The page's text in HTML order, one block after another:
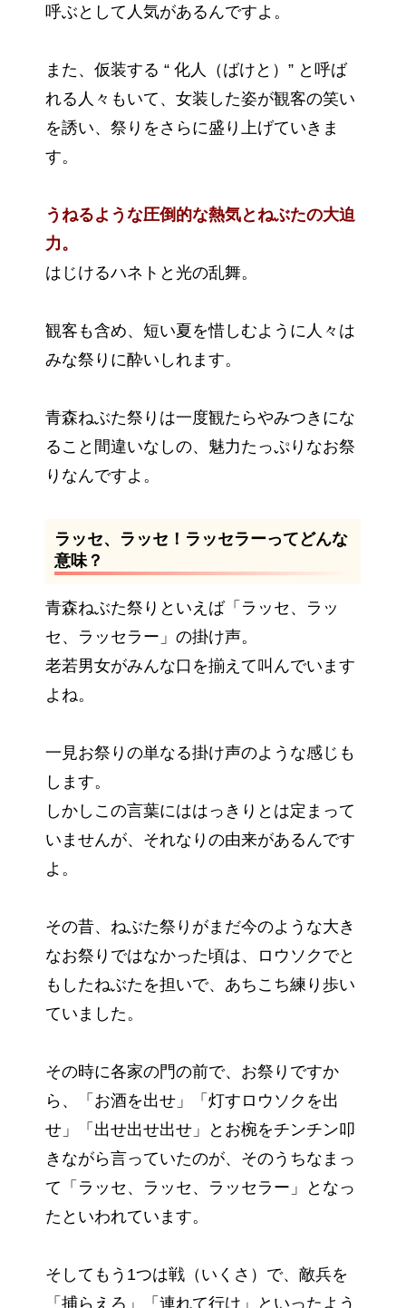
呼ぶとして人気があるんですよ。
また、仮装する “ 化人（ばけと）” と呼ば
れる人々もいて、女装した姿が観客の笑い
を誘い、祭りをさらに盛り上げていきま
す。
うねるような圧倒的な熱気とねぶたの大迫
力。
はじけるハネトと光の乱舞。
観客も含め、短い夏を惜しむように人々は
みな祭りに酔いしれます。
青森ねぶた祭りは一度観たらやみつきにな
ること間違いなしの、魅力たっぷりなお祭
りなんですよ。
ラッセ、ラッセ！ラッセラーってどんな
意味？
青森ねぶた祭りといえば「ラッセ、ラッ
セ、ラッセラー」の掛け声。
老若男女がみんな口を揃えて叫んでいます
よね。
一見お祭りの単なる掛け声のような感じも
します。
しかしこの言葉にははっきりとは定まって
いませんが、それなりの由来があるんです
よ。
その昔、ねぶた祭りがまだ今のような大き
なお祭りではなかった頃は、ロウソクでと
もしたねぶたを担いで、あちこち練り歩い
ていました。
その時に各家の門の前で、お祭りですか
ら、「お酒を出せ」「灯すロウソクを出
せ」「出せ出せ出せ」とお椀をチンチン叩
きながら言っていたのが、そのうちなまっ
て「ラッセ、ラッセ、ラッセラー」となっ
たといわれています。
そしてもう1つは戦（いくさ）で、敵兵を
「捕らえろ」「連れて行け」といったよう